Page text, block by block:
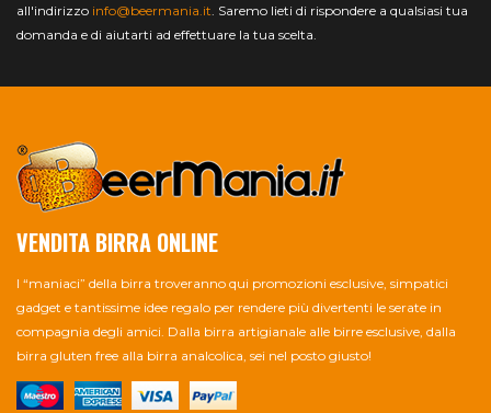
all'indirizzo info@beermania.it . Saremo lieti di rispondere a qualsiasi tua
domanda e di aiutarti ad effettuare la tua scelta.
VENDITA BIRRA ONLINE
I “maniaci” della birra troveranno qui promozioni esclusive, simpatici
gadget e tantissime idee regalo per rendere più divertenti le serate in
compagnia degli amici. Dalla birra artigianale alle birre esclusive, dalla
birra gluten free alla birra analcolica, sei nel posto giusto!